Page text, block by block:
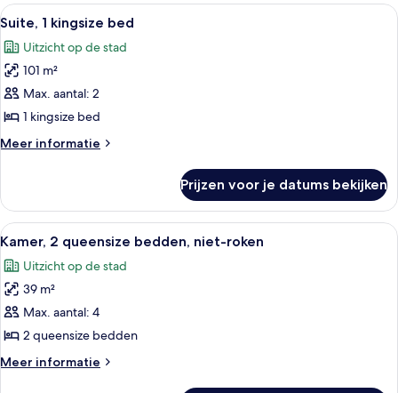
bed
Alle
foto's
voor
Suite,
1
kingsize
bed
laden
Een moderne keuken met een
8
Suite, 1 kingsize bed
Uitzicht op de stad
101 m²
Max. aantal: 2
1 kingsize bed
Meer informatie
Meer
1
kingsize
bed
Prijzen voor je datums bekijken
Alle
foto's
voor
Kamer,
2
queensize
bedden,
niet-
Een hotelkamer met een bed, een
6
Kamer, 2 queensize bedden, niet-roken
Uitzicht op de stad
39 m²
Max. aantal: 4
2 queensize bedden
Meer informatie
Meer